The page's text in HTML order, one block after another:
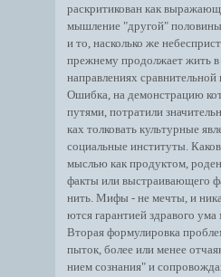
раскритикован как
мышление "другой"
и то, насколько же
прежнему продолжает жить в
направлениях
Ошибка, на демонстрацию
путями, потратили
ках толковать культурные
социальные институты.
мыслью как продуктом,
факты или выстраивающего
нить. Мифы - не мечты, и
ются гарантией здравого ума
Вторая формулировка
пыток, более или менее
нием сознания" и